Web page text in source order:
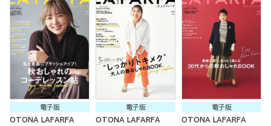
電子版
OTONA LAFARFA
電子版
OTONA LAFARFA
電子版
OTONA LAFARFA